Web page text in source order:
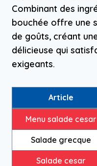
Combinant des
bouchée offre une
de goûts, créant
délicieuse qui
exigeants.
Article
Menu salade cesar
Salade grecque
Salade cesar